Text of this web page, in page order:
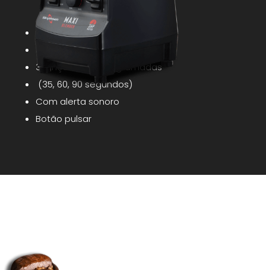
Liga / desliga
3 velocidades (low, med, high)
3 funções pré-programadas
(35, 60, 90 segundos)
Com alerta sonoro
Botão pulsar